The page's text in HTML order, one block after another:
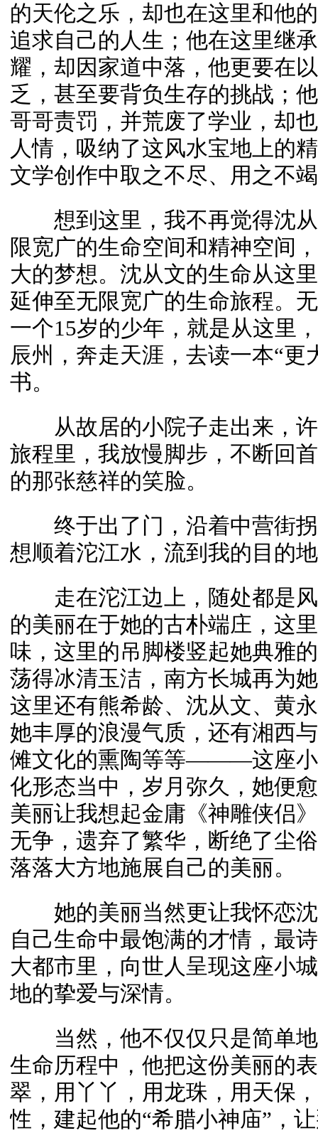
的天伦之乐，却也在这里和他
追求自己的人生；他在这里继
耀，却因家道中落，他更要在
乏，甚至要背负生存的挑战；
哥哥责罚，并荒废了学业，却
人情，吸纳了这风水宝地上的
文学创作中取之不尽、用之不
想到这里，我不再觉得沈从
限宽广的生命空间和精神空间
大的梦想。沈从文的生命从这
延伸至无限宽广的生命旅程。
一个15岁的少年，就是从这里
辰州，奔走天涯，去读一本“
书。
从故居的小院子走出来，许
旅程里，我放慢脚步，不断回
的那张慈祥的笑脸。
终于出了门，沿着中营街拐
想顺着沱江水，流到我的目
走在沱江边上，随处都是风
的美丽在于她的古朴端庄，这
味，这里的吊脚楼竖起她典雅
荡得冰清玉洁，南方长城再为
这里还有熊希龄、沈从文、黄
她丰厚的浪漫气质，还有湘西
傩文化的熏陶等等———这座小
化形态当中，岁月弥久，她便
美丽让我想起金庸《神雕侠侣
无争，遗弃了繁华，断绝了尘
落落大方地施展自己的美丽。
她的美丽当然更让我怀恋沈
自己生命中最饱满的才情，最
大都市里，向世人呈现这座小
地的挚爱与深情。
当然，他不仅仅只是简单地
生命历程中，他把这份美丽的
翠，用丫丫，用龙珠，用天保
性，建起他的“希腊小神庙”，